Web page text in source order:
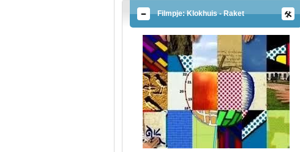
Filmpje: Klokhuis - Raket